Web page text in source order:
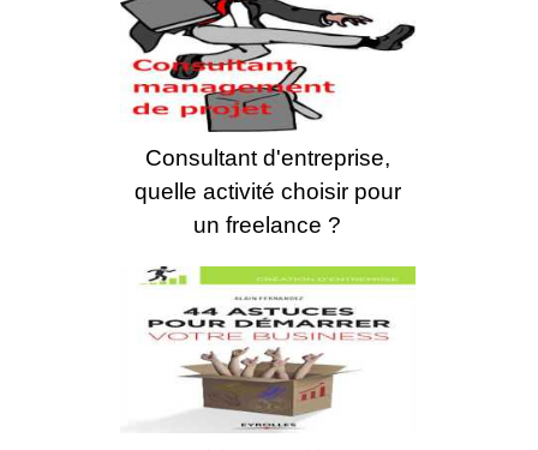
Consultant d'entreprise,
quelle activité choisir pour
un freelance ?